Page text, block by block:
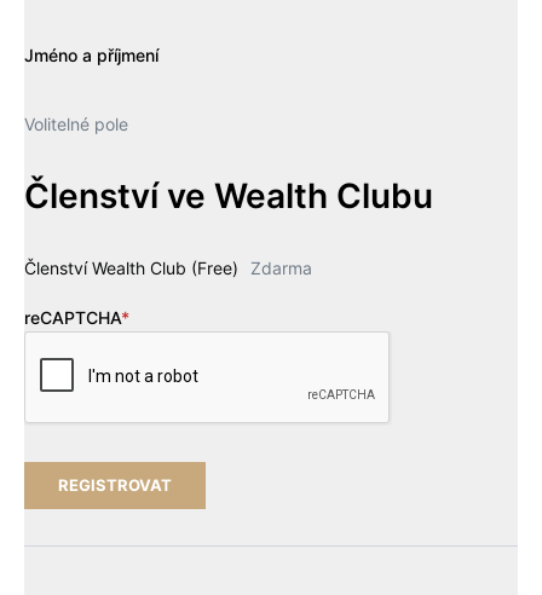
Jméno a příjmení
Volitelné pole
Členství ve Wealth Clubu
Členství Wealth Club (Free) Zdarma
reCAPTCHA*